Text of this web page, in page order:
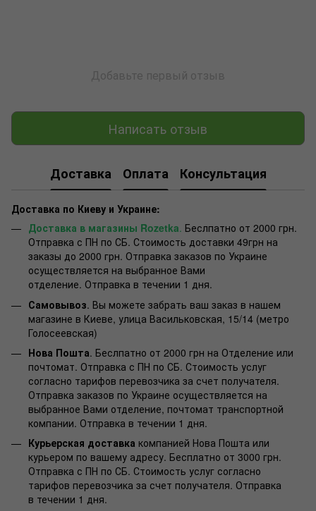
Добавьте первый отзыв
Написать отзыв
Доставка Оплата Консультация
Доставка по Киеву и Украине:
Доставка в магазины Rozetka. Беслпатно от 2000 грн.
Отправка с ПН по СБ. Стоимость доставки 49грн на
заказы до 2000 грн. Отправка заказов по Украине
осуществляется на выбранное Вами
отделение. Отправка в течении 1 дня.
Самовывоз. Вы можете забрать ваш заказ в нашем
магазине в Киеве, улица Васильковская, 15/14 (метро
Голосеевская)
Нова Пошта. Беслпатно от 2000 грн на Отделение или
почтомат. Отправка с ПН по СБ. Стоимость услуг
согласно тарифов перевозчика за счет получателя.
Отправка заказов по Украине осуществляется на
выбранное Вами отделение, почтомат транспортной
компании. Отправка в течении 1 дня.
Курьерская доставка компанией Нова Пошта или
курьером по вашему адресу. Бесплатно от 3000 грн.
Отправка с ПН по СБ. Стоимость услуг согласно
тарифов перевозчика за счет получателя. Отправка
в течении 1 дня.